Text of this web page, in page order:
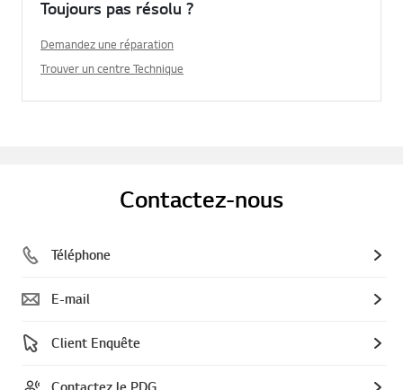
Toujours pas résolu ?
Demandez une réparation
Trouver un centre Technique
Contactez-nous
Téléphone
E-mail
Client Enquête